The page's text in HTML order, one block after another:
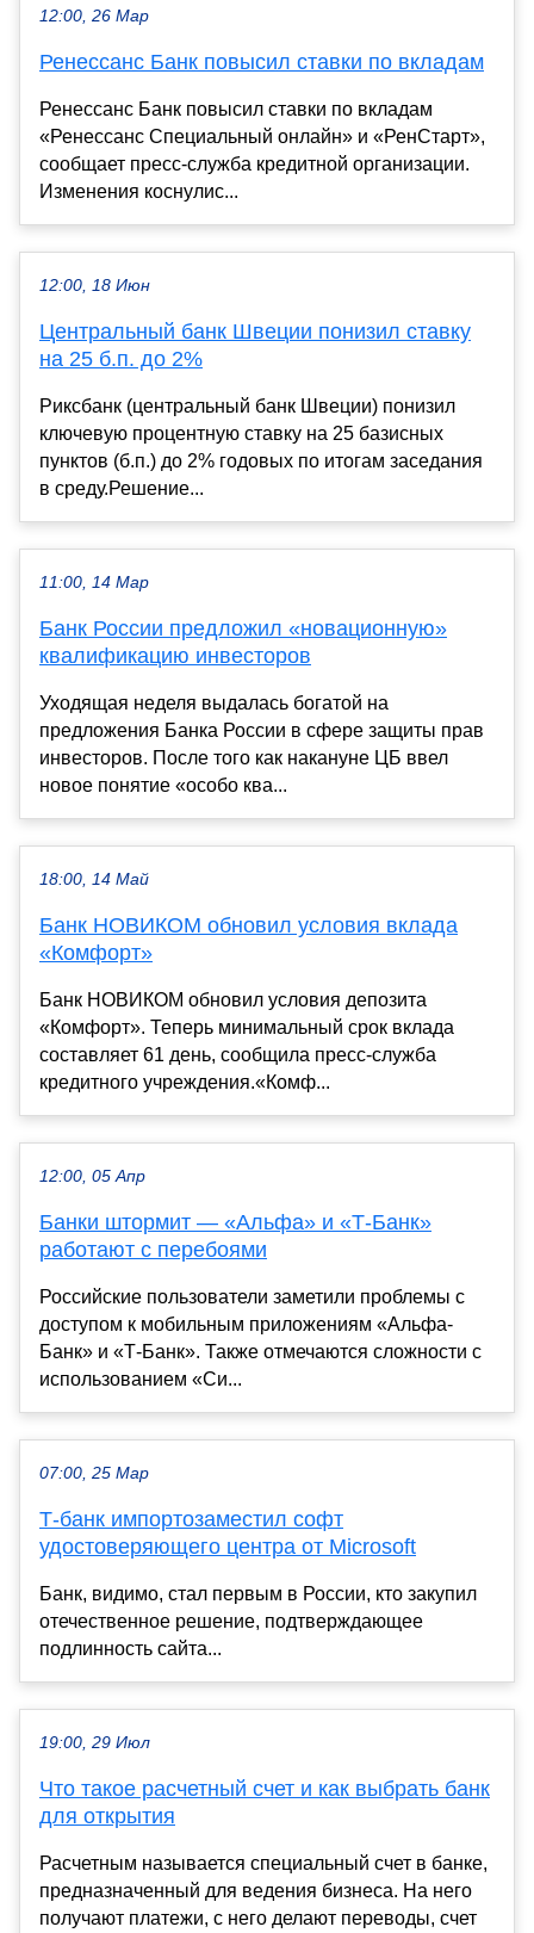
12:00, 26 Мар
Ренессанс Банк повысил ставки по вкладам
Ренессанс Банк повысил ставки по вкладам
«Ренессанс Специальный онлайн» и «РенСтарт»,
сообщает пресс-служба кредитной организации.
Изменения коснулис...
12:00, 18 Июн
Центральный банк Швеции понизил ставку
на 25 б.п. до 2%
Риксбанк (центральный банк Швеции) понизил
ключевую процентную ставку на 25 базисных
пунктов (б.п.) до 2% годовых по итогам заседания
в среду.Решение...
11:00, 14 Мар
Банк России предложил «новационную»
квалификацию инвесторов
Уходящая неделя выдалась богатой на
предложения Банка России в сфере защиты прав
инвесторов. После того как накануне ЦБ ввел
новое понятие «особо ква...
18:00, 14 Май
Банк НОВИКОМ обновил условия вклада
«Комфорт»
Банк НОВИКОМ обновил условия депозита
«Комфорт». Теперь минимальный срок вклада
составляет 61 день, сообщила пресс-служба
кредитного учреждения.«Комф...
12:00, 05 Апр
Банки штормит — «Альфа» и «Т-Банк»
работают с перебоями
Российские пользователи заметили проблемы с
доступом к мобильным приложениям «Альфа-
Банк» и «Т-Банк». Также отмечаются сложности с
использованием «Си...
07:00, 25 Мар
Т-банк импортозаместил софт
удостоверяющего центра от Microsoft
Банк, видимо, стал первым в России, кто закупил
отечественное решение, подтверждающее
подлинность сайта...
19:00, 29 Июл
Что такое расчетный счет и как выбрать банк
для открытия
Расчетным называется специальный счет в банке,
предназначенный для ведения бизнеса. На него
получают платежи, с него делают переводы, счет